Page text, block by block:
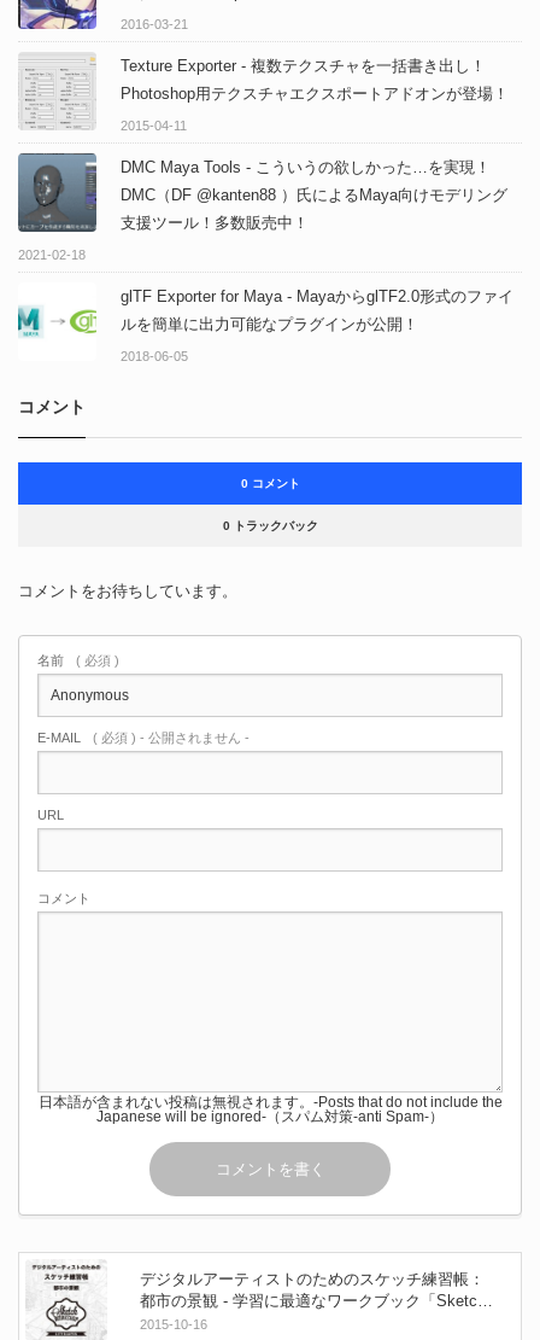
2016-03-21
Texture Exporter - 複数テクスチャを一括書き出し！
Photoshop用テクスチャエクスポートアドオンが登場！
2015-04-11
DMC Maya Tools - こういうの欲しかった…を実現！
DMC（DF @kanten88 ）氏によるMaya向けモデリング
支援ツール！多数販売中！
2021-02-18
glTF Exporter for Maya - MayaからglTF2.0形式のファイ
ルを簡単に出力可能なプラグインが公開！
2018-06-05
コメント
0 コメント
0 トラックバック
コメントをお待ちしています。
名前 ( 必須 )
E-MAIL ( 必須 ) - 公開されません -
URL
コメント
日本語が含まれない投稿は無視されます。-Posts that do not include the
Japanese will be ignored-（スパム対策-anti Spam-）
デジタルアーティストのためのスケッチ練習帳：
都市の景観 - 学習に最適なワークブック「Sketch
Workshop」日本語版！
2015-10-16